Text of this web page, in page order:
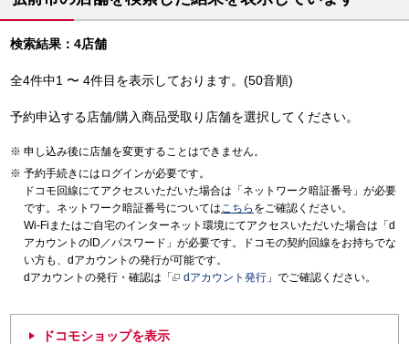
検索結果：4店舗
全4件中1 〜 4件目を表示しております。(50音順)
予約申込する店舗/購入商品受取り店舗を選択してください。
申し込み後に店舗を変更することはできません。
予約手続きにはログインが必要です。
ドコモ回線にてアクセスいただいた場合は「ネットワーク暗証番号」が必要
です。ネットワーク暗証番号についてはこちら をご確認ください。
Wi-Fiまたはご自宅のインターネット環境にてアクセスいただいた場合は「d
アカウントのID／パスワード」が必要です。ドコモの契約回線をお持ちでな
い方も、dアカウントの発行が可能です。
dアカウントの発行・確認は「
dアカウント発行 」でご確認ください。
ドコモショップを表示